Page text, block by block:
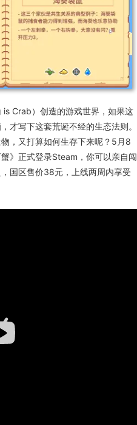
Crab）创造的游戏世界，如果这
才写下这套荒诞不经的生态法则。
，又打算如何生存下来呢？5月8
》正式登录Steam，你可以亲自闯
国区售价38元，上线两周内享受